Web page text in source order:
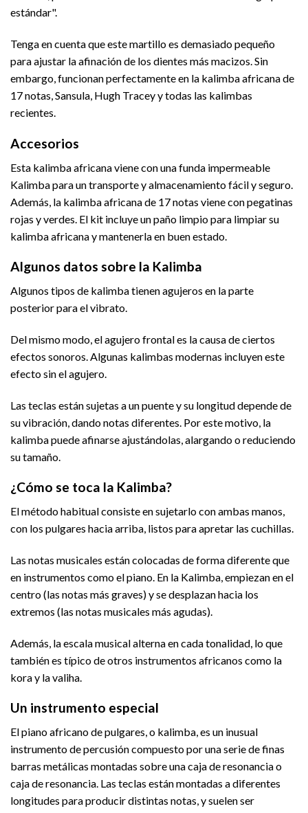
estándar".
Tenga en cuenta que este martillo es demasiado pequeño
para ajustar la afinación de los dientes más macizos. Sin
embargo, funcionan perfectamente en la kalimba africana de
17 notas, Sansula, Hugh Tracey y todas las kalimbas
recientes.
Accesorios
Esta kalimba africana viene con una funda impermeable
Kalimba para un transporte y almacenamiento fácil y seguro.
Además, la kalimba africana de 17 notas viene con pegatinas
rojas y verdes. El kit incluye un paño limpio para limpiar su
kalimba africana y mantenerla en buen estado.
Algunos datos sobre la Kalimba
Algunos tipos de kalimba tienen agujeros en la parte
posterior para el vibrato.
Del mismo modo, el agujero frontal es la causa de ciertos
efectos sonoros. Algunas kalimbas modernas incluyen este
efecto sin el agujero.
Las teclas están sujetas a un puente y su longitud depende de
su vibración, dando notas diferentes. Por este motivo, la
kalimba puede afinarse ajustándolas, alargando o reduciendo
su tamaño.
¿Cómo se toca la Kalimba?
El método habitual consiste en sujetarlo con ambas manos,
con los pulgares hacia arriba, listos para apretar las cuchillas.
Las notas musicales están colocadas de forma diferente que
en instrumentos como el piano. En la Kalimba, empiezan en el
centro (las notas más graves) y se desplazan hacia los
extremos (las notas musicales más agudas).
Además, la escala musical alterna en cada tonalidad, lo que
también es típico de otros instrumentos africanos como la
kora y la valiha.
Un instrumento especial
El piano africano de pulgares, o kalimba, es un inusual
instrumento de percusión compuesto por una serie de finas
barras metálicas montadas sobre una caja de resonancia o
caja de resonancia. Las teclas están montadas a diferentes
longitudes para producir distintas notas, y suelen ser